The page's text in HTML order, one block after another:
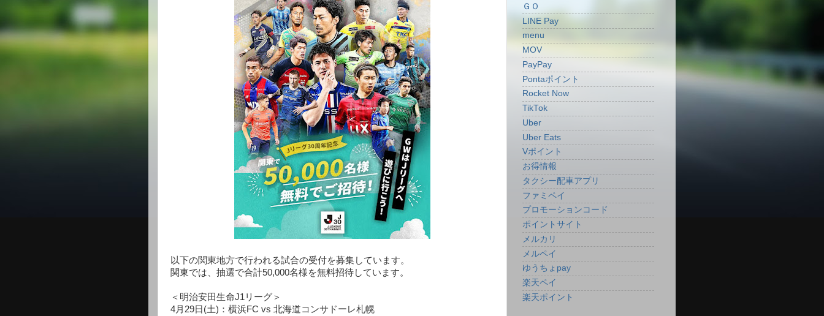
以下の関東地方で行われる試合の受付を募集しています。
関東では、抽選で合計50,000名様を無料招待しています。
＜明治安田生命J1リーグ＞
4月29日(土)：横浜FC vs 北海道コンサドーレ札幌
ＧＯ
LINE Pay
menu
MOV
PayPay
Pontaポイント
Rocket Now
TikTok
Uber
Uber Eats
Vポイント
お得情報
タクシー配車アプリ
ファミペイ
プロモーションコード
ポイントサイト
メルカリ
メルペイ
ゆうちょpay
楽天ペイ
楽天ポイント